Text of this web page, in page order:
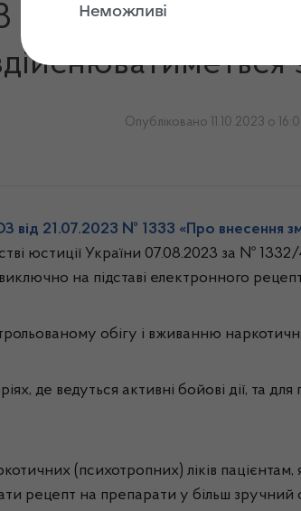
року відпуск
Опубліковано 11.10.2023 о
від 21.07.2023 № 1333 «Про внесення
юстиції України 07.08.2023 за №
на підставі електронного
обігу і вживанню
де ведуться активні бойові дії, та
(психотропних) ліків
рецепт на препарати у більш